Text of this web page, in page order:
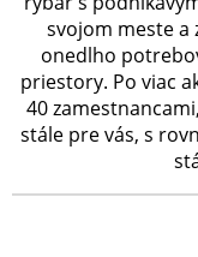
svojom meste a
onedlho
priestory. Po viac
40
stále pre vás, s